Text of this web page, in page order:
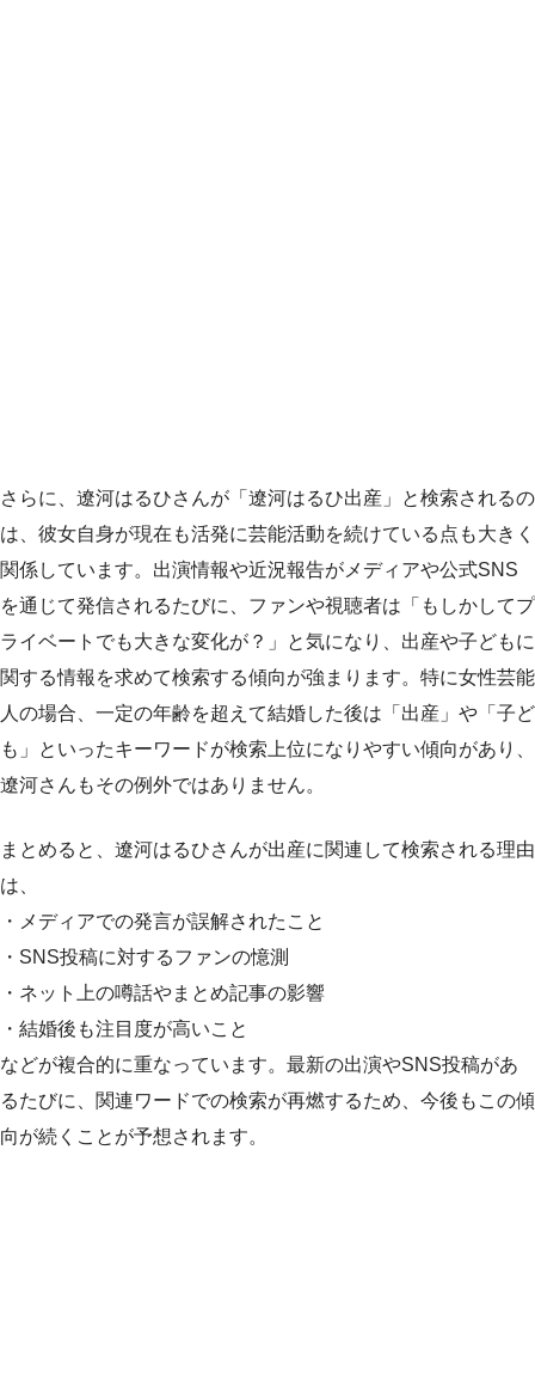
さらに、遼河はるひさんが「遼河はるひ出産」と検索されるの
は、彼女自身が現在も活発に芸能活動を続けている点も大きく
関係しています。出演情報や近況報告がメディアや公式SNS
を通じて発信されるたびに、ファンや視聴者は「もしかしてプ
ライベートでも大きな変化が？」と気になり、出産や子どもに
関する情報を求めて検索する傾向が強まります。特に女性芸能
人の場合、一定の年齢を超えて結婚した後は「出産」や「子ど
も」といったキーワードが検索上位になりやすい傾向があり、
遼河さんもその例外ではありません。
まとめると、遼河はるひさんが出産に関連して検索される理由
は、
・メディアでの発言が誤解されたこと
・SNS投稿に対するファンの憶測
・ネット上の噂話やまとめ記事の影響
・結婚後も注目度が高いこと
などが複合的に重なっています。最新の出演やSNS投稿があ
るたびに、関連ワードでの検索が再燃するため、今後もこの傾
向が続くことが予想されます。